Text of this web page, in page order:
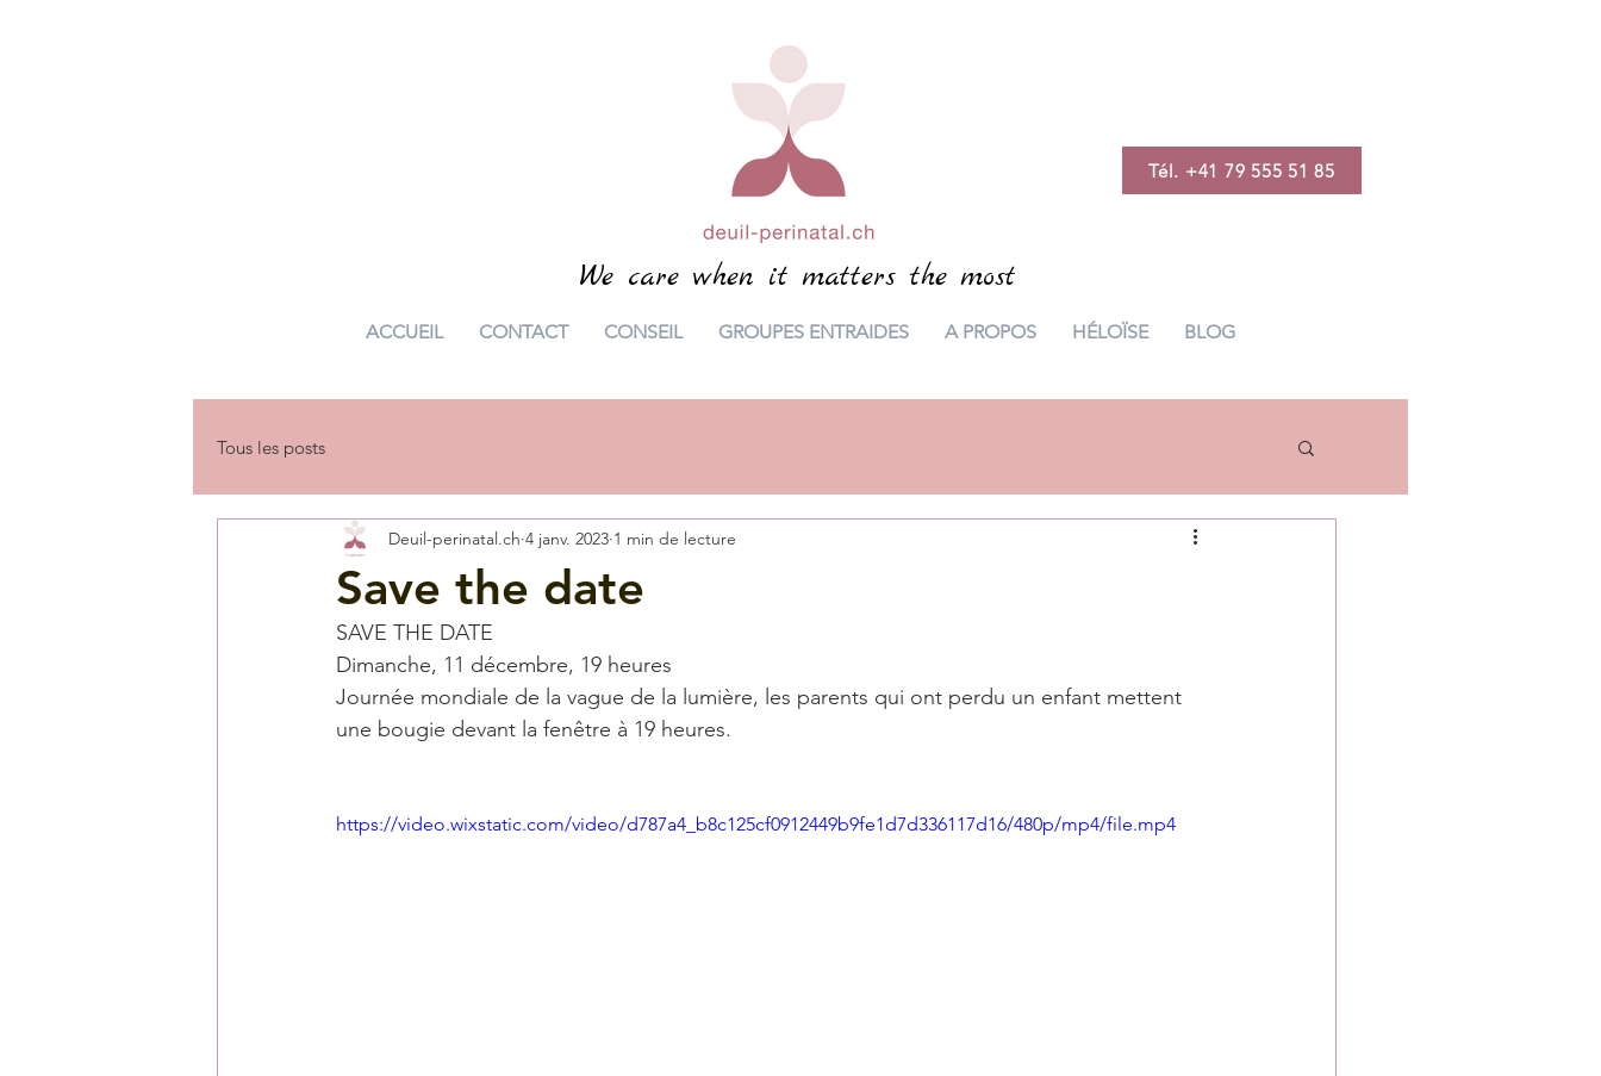
Tél. +41 79 555 51 85
We care when it matters the most
ACCUEIL CONTACT CONSEIL GROUPES ENTRAIDES A PROPOS HÉLOÏSE BLOG
Tous les posts
Save the date
Deuil-perinatal.ch 4 janv. 2023 1 min de lecture
SAVE THE DATE
Dimanche, 11 décembre, 19 heures
Journée mondiale de la vague de la lumière, les parents qui ont perdu un enfant mettent
une bougie devant la fenêtre à 19 heures.
https://video.wixstatic.com/video/d787a4_b8c125cf0912449b9fe1d7d336117d16/480p/mp4/file.mp4